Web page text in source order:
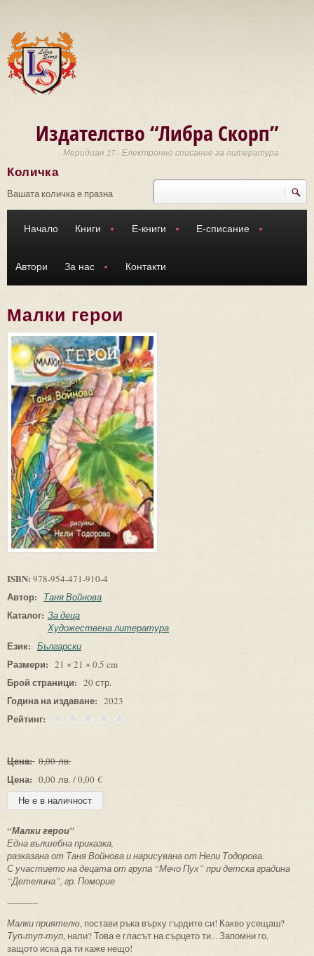
Издателство “Либра Скорп”
Меридиан 27 - Електронно списание за литература
Търси
Количка
Вашата количка е празна
Начало Книги Е-книги Е-списание
Автори За нас Контакти
Малки герои
ISBN: 978-954-471-910-4
Автор: Таня Войнова
Каталог: За деца
Художествена литература
Език: Български
Размери: 21 × 21 × 0.5 cm
Брой страници: 20 стр.
Година на издаване: 2023
Рейтинг:
Цена: 0,00 лв.
Цена: 0,00 лв. / 0,00 €
“Малки герои”
Една вълшебна приказка,
разказана от Таня Войнова и нарисувана от Нели Тодорова.
С участието на децата от група “Мечо Пух” при детска градина
“Детелина”, гр. Поморие
-----------
Малки приятелю, постави ръка върху гърдите си! Какво усещаш?
Туп-туп-туп, нали? Това е гласът на сърцето ти... Запомни го,
защото иска да ти каже нещо!